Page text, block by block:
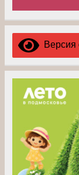
Версия